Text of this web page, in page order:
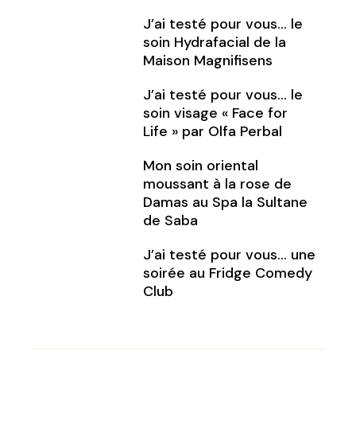
J’ai testé pour vous… le
soin Hydrafacial de la
Maison Magnifisens
J’ai testé pour vous… le
soin visage « Face for
Life » par Olfa Perbal
Mon soin oriental
moussant à la rose de
Damas au Spa la Sultane
de Saba
J’ai testé pour vous… une
soirée au Fridge Comedy
Club